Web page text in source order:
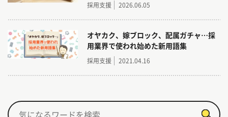
採用支援 2026.06.05
オヤカク、嫁ブロック、配属ガチャ…採
用業界で使われ始めた新用語集
採用支援 2021.04.16